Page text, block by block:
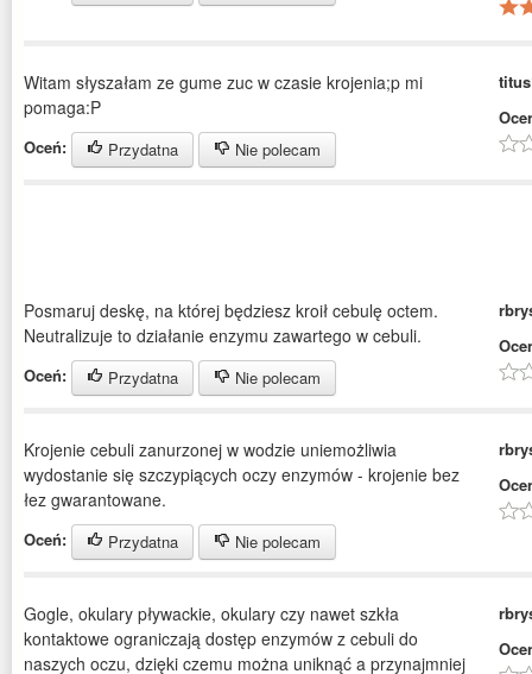
Witam słyszałam ze gume zuc w czasie krojenia;p mi
pomaga:P
Oceń: Przydatna Nie polecam
Posmaruj deskę, na której będziesz kroił cebulę octem.
Neutralizuje to działanie enzymu zawartego w cebuli.
Oceń: Przydatna Nie polecam
Krojenie cebuli zanurzonej w wodzie uniemożliwia
wydostanie się szczypiących oczy enzymów - krojenie bez
łez gwarantowane.
Oceń: Przydatna Nie polecam
Gogle, okulary pływackie, okulary czy nawet szkła
kontaktowe ograniczają dostęp enzymów z cebuli do
naszych oczu, dzięki czemu można uniknąć a przynajmniej